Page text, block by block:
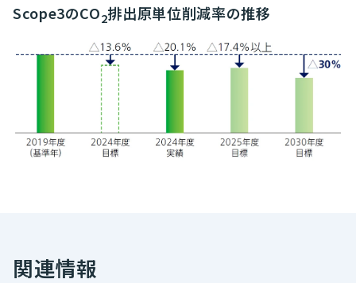
Scope3のCO2排出原単位削減率の推移
関連情報